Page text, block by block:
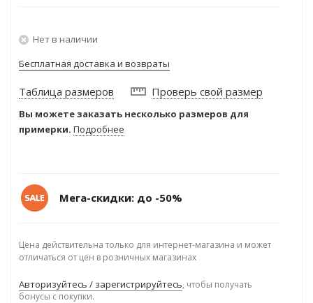
Нет в наличии
Бесплатная доставка и возвраты
Таблица размеров Проверь свой размер
Вы можете заказать несколько размеров для
примерки. Подробнее
Мега-скидки: до -50%
Цена действительна только для интернет-магазина и может
отличаться от цен в розничных магазинах
Авторизуйтесь / зарегистрируйтесь, чтобы получать
бонусы с покупки.